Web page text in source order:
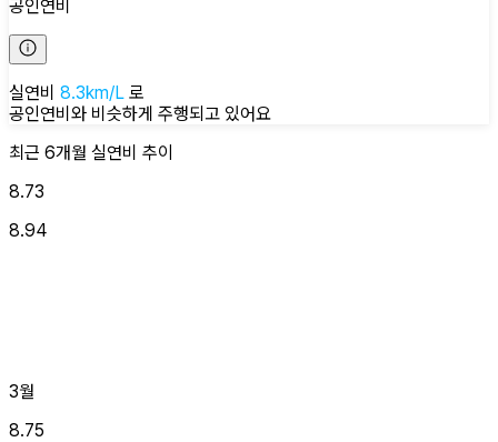
공인연비
실연비 8.3km/L 로
공인연비와 비슷하게 주행되고 있어요
최근 6개월 실연비 추이
8.73
8.94
3월
8.75